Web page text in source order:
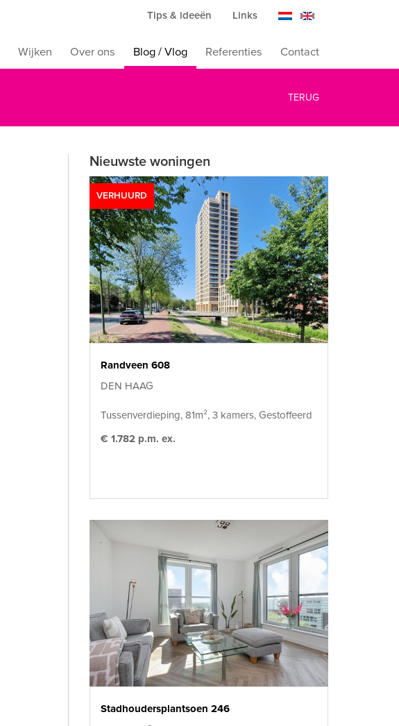
Tips & ideeën Links
Wijken Over ons Blog / Vlog Referenties Contact
TERUG
Nieuwste woningen
VERHUURD
Randveen 608
DEN HAAG
Tussenverdieping, 81m², 3 kamers, Gestoffeerd
€ 1.782 p.m. ex.
Stadhoudersplantsoen 246